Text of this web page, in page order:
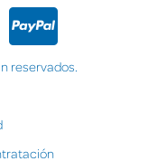
reservados.